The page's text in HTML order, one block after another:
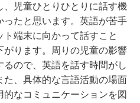
児童ひとりひとりに話す機
たと思います。英語が苦手
端末に向かって話すこと
ります。周りの児童の影響
ので、英語を話す時間がし
た、具体的な言語活動の場面
なコミュニケーションを図